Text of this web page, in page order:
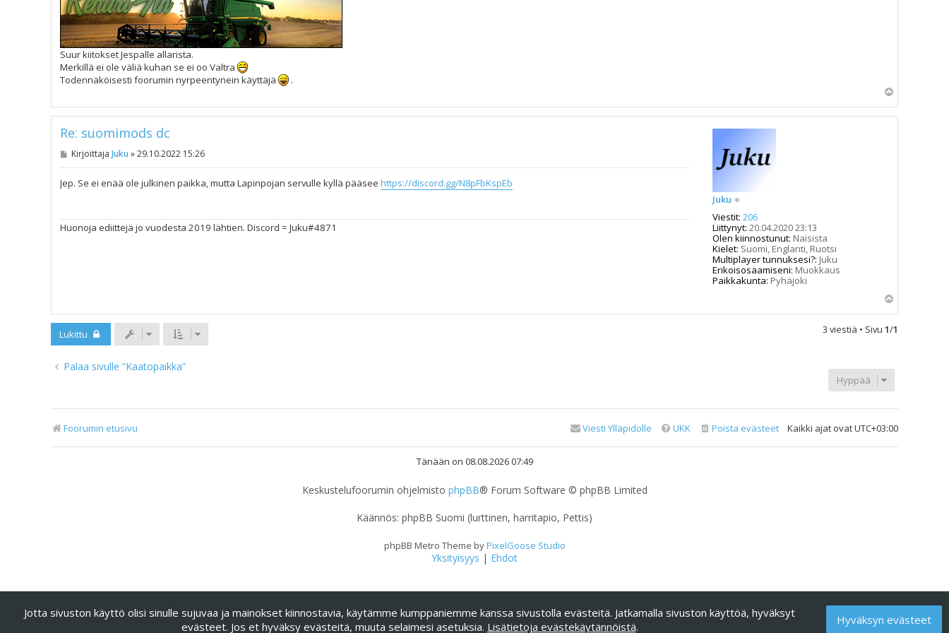
Suur kiitokset Jespalle allarista.
Merkillä ei ole väliä kuhan se ei oo Valtra
Todennäköisesti foorumin nyrpeentynein käyttäjä
.
ö
Juku
Viestit: 206
Liittynyt: 20.04.2020 23:13
Olen kiinnostunut: Naisista
Kielet: Suomi, Englanti, Ruotsi
Multiplayer tunnuksesi?: Juku
Erikoisosaamiseni: Muokkaus
Paikkakunta: Pyhäjoki
Re: suomimods dc
V
s
t
Kirjoittaja Juku »29.10.2022 15:26
Jep. Se ei enää ole julkinen paikka, mutta Lapinpojan servulle kyllä pääsee https://discord.gg/N8pFbKspEb
Huonoja ediittejä jo vuodesta 2019 lähtien. Discord = Juku#4871
s
Lukittu 3 viestiä • Sivu 1/1
Palaa sivulle “Kaatopaikka”
Hyppää
Foorumin etusivu Kaikki ajat ovatUTC+03:00
Poista evästeet
UKK
Viesti Ylläpidolle
Tänään on 08.08.2026 07:49
Keskustelufoorumin ohjelmisto phpBB® Forum Software © phpBB Limited
Käännös: phpBB Suomi (lurttinen, harritapio, Pettis)
phpBB Metro Theme byPixelGoose Studio
Yksityisyys | Ehdot
Jotta sivuston käyttö olisi sinulle sujuvaa ja mainokset kiinnostavia, käytämme kumppaniemme kanssa sivustolla evästeitä. Jatkamalla sivuston käyttöä, hyväksyt
evästeet. Jos et hyväksy evästeitä, muuta selaimesi asetuksia. Lisätietoja evästekäytännöistä. Hyväksyn evästeet